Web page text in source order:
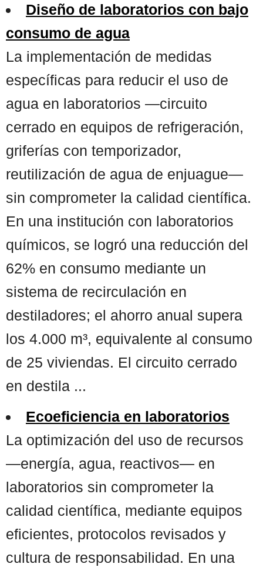
Diseño de laboratorios con bajo
consumo de agua
La implementación de medidas
específicas para reducir el uso de
agua en laboratorios —circuito
cerrado en equipos de refrigeración,
griferías con temporizador,
reutilización de agua de enjuague—
sin comprometer la calidad científica.
En una institución con laboratorios
químicos, se logró una reducción del
62% en consumo mediante un
sistema de recirculación en
destiladores; el ahorro anual supera
los 4.000 m³, equivalente al consumo
de 25 viviendas. El circuito cerrado
en destila ...
Ecoeficiencia en laboratorios
La optimización del uso de recursos
—energía, agua, reactivos— en
laboratorios sin comprometer la
calidad científica, mediante equipos
eficientes, protocolos revisados y
cultura de responsabilidad. En una